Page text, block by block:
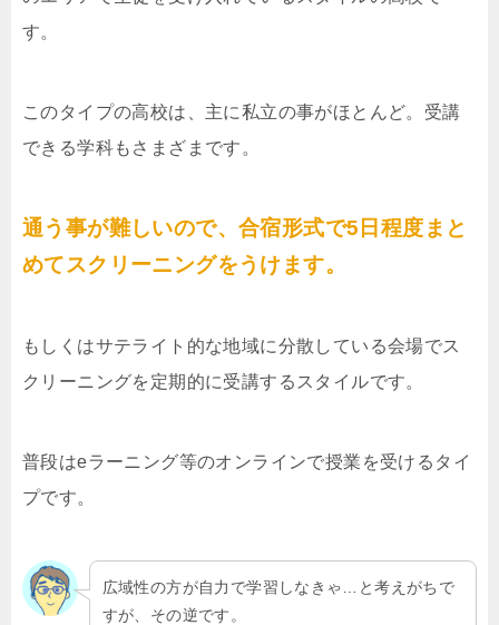
す。
このタイプの高校は、主に私立の事がほとんど。受講
できる学科もさまざまです。
通う事が難しいので、合宿形式で5日程度まと
めてスクリーニングをうけます。
もしくはサテライト的な地域に分散している会場でス
クリーニングを定期的に受講するスタイルです。
普段はeラーニング等のオンラインで授業を受けるタイ
プです。
広域性の方が自力で学習しなきゃ…と考えがちで
すが、その逆です。